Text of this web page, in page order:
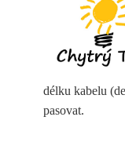
délku kabelu
pasovat.